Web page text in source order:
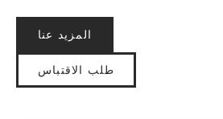
المزيد عنا
طلب الاقتباس